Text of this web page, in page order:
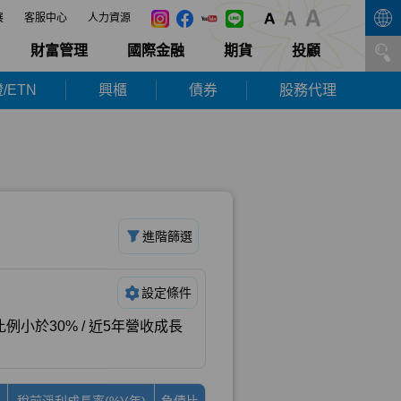
客服中心 人力資源
財富管理 國際金融 期貨 投顧
ETN 興櫃 債券 股務代理